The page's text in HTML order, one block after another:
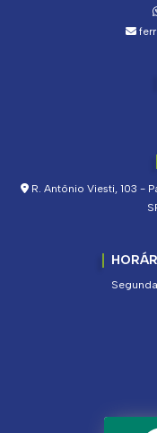
R. Antônio Viesti, 103 -